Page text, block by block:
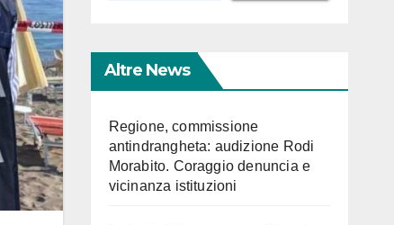
Altre News
Regione, commissione
antindrangheta: audizione Rodi
Morabito. Coraggio denuncia e
vicinanza istituzioni